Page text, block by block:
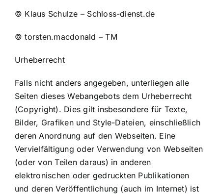
© Klaus Schulze – Schloss-dienst.de
© torsten.macdonald – TM
Urheberrecht
Falls nicht anders angegeben, unterliegen alle
Seiten dieses Webangebots dem Urheberrecht
(Copyright). Dies gilt insbesondere für Texte,
Bilder, Grafiken und Style-Dateien, einschließlich
deren Anordnung auf den Webseiten. Eine
Vervielfältigung oder Verwendung von Webseiten
(oder von Teilen daraus) in anderen
elektronischen oder gedruckten Publikationen
und deren Veröffentlichung (auch im Internet) ist